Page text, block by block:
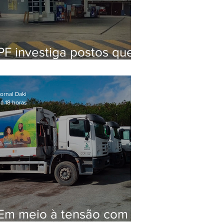
investiga postos que
de secretário
em 2020
meio à tensão com
Daki
18 horas